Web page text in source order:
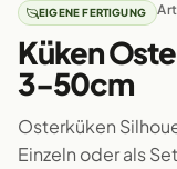
EIGENE FERTIGUNG
Küken
3-50cm
Osterküken
Einzeln oder als